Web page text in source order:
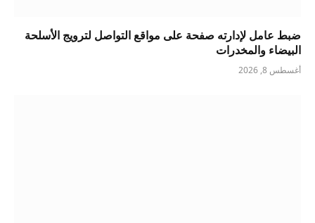
ضبط عامل لإدارته صفحة على مواقع التواصل لترويج الأسلحة
البيضاء والمخدرات
أغسطس 8, 2026